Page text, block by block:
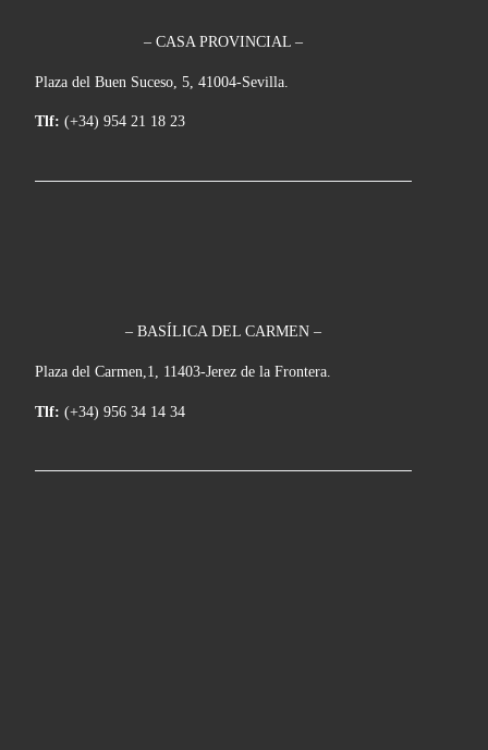
– CASA PROVINCIAL –
Plaza del Buen Suceso, 5, 41004-Sevilla.
Tlf: (+34) 954 21 18 23
– BASÍLICA DEL CARMEN –
Plaza del Carmen,1, 11403-Jerez de la Frontera.
Tlf: (+34) 956 34 14 34